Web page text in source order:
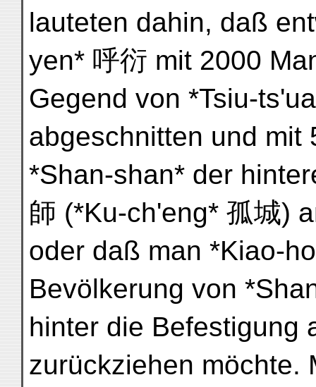
lauteten dahin, daß
yen* 呼衍 mit 2000
Gegend von *Tsiu-
abgeschnitten und mit
*Shan-shan* der
師 (*Ku-ch'eng* 孤城)
oder daß man *Kiao-
Bevölkerung von
hinter die Befestigung
zurückziehen möchte.